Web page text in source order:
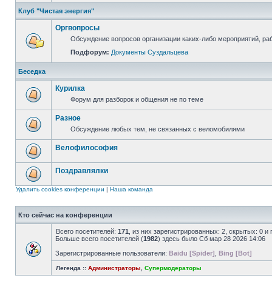
Клуб "Чистая энергия"
Оргвопросы
Обсуждение вопросов организации каких-либо мероприятий,
Подфорум: Документы Суздальцева
Беседка
Курилка
Форум для разборок и общения не по теме
Разное
Обсуждение любых тем, не связанных с веломобилями
Велофилософия
Поздравлялки
Удалить cookies конференции | Наша команда
Кто сейчас на конференции
Всего посетителей: 171 , из них зарегистрированных: 2, скрытых: 0
Больше всего посетителей (1982) здесь было Сб мар 28 2026 14:06
Зарегистрированные пользователи: Baidu [Spider] Bing [Bot]
Легенда :: Администраторы Супермодераторы